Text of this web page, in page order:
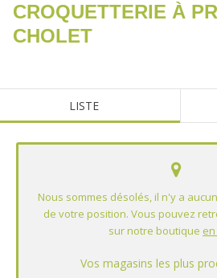
CROQUETTERIE À
CHOLET
LISTE